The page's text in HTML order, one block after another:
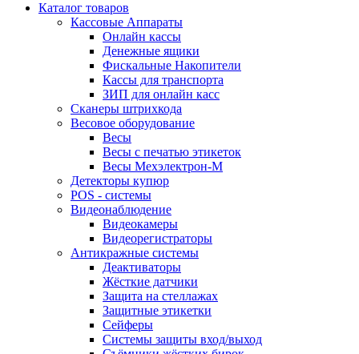
Каталог товаров
Кассовые Аппараты
Онлайн кассы
Денежные ящики
Фискальные Накопители
Кассы для транспорта
ЗИП для онлайн касс
Сканеры штрихкода
Весовое оборудование
Весы
Весы с печатью этикеток
Весы Мехэлектрон-М
Детекторы купюр
POS - системы
Видеонаблюдение
Видеокамеры
Видеорегистраторы
Антикражные системы
Деактиваторы
Жёсткие датчики
Защита на стеллажах
Защитные этикетки
Сейферы
Системы защиты вход/выход